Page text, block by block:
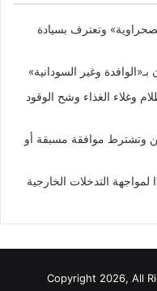
وتعترف بسيادة
وغير السودانية»
وغلاء الغذاء وشح الوقود
وتشترط موافقة مسبقة أو
التدخلات الخارجية